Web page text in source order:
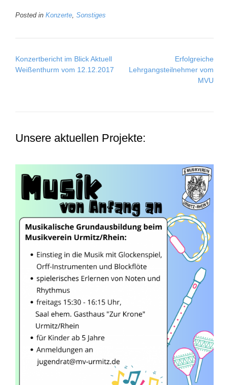
Posted in Konzerte Sonstiges
Post
navigation
Konzertbericht im Blick Aktuell
Weißenthurm vom 12.12.2017
Erfolgreiche
Lehrgangsteilnehmer vom
MVU
Unsere aktuellen Projekte: